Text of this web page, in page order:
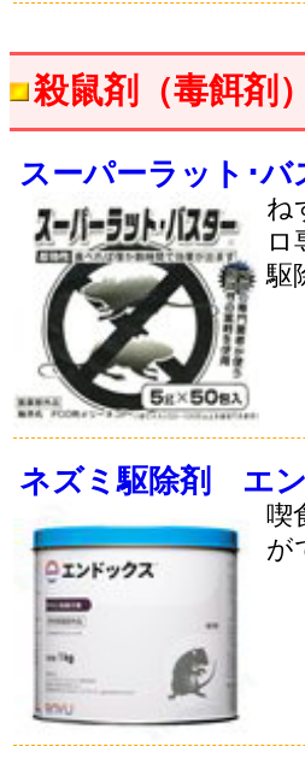
殺鼠剤（毒餌剤
スーパーラット･バ
ね
ロ
駆
ネズミ駆除剤 エ
喫
が